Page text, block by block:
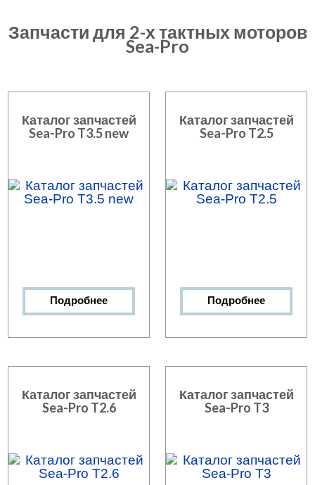
Запчасти для 2-х тактных моторов
Sea-Pro
Каталог запчастей
Sea-Pro T3.5 new
Подробнее
Каталог запчастей
Sea-Pro T2.5
Подробнее
Каталог запчастей
Sea-Pro T2.6
Каталог запчастей
Sea-Pro T3